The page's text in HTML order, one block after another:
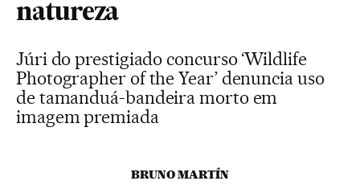
natureza
Júri do prestigiado concurso ‘Wildlife
Photographer of the Year’ denuncia uso
de tamanduá-bandeira morto em
imagem premiada
BRUNO MARTÍN